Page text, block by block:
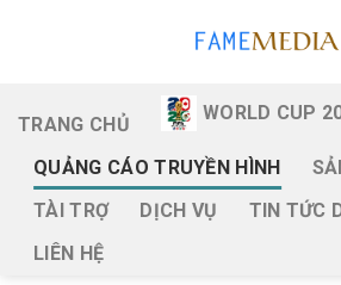
TRANG CHỦ
WORLD CUP
QUẢNG CÁO TRUYỀN HÌNH
TÀI TRỢ
DỊCH VỤ
TIN TỨC
LIÊN HỆ